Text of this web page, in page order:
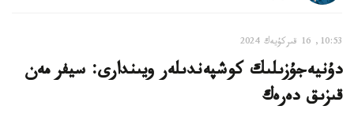
10:53, 16 قىركۇيەك 2024
دۇنيەجۇزىلىك كوشپەندىلەر ويىندارى: سيفر مەن
قىزىق دەرەك